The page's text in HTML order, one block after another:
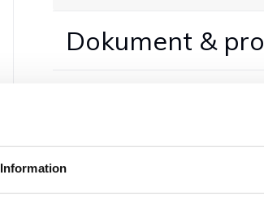
Information
Dokument &